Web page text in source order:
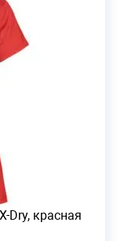
Dry, красная